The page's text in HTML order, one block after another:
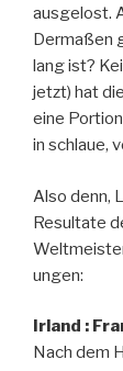
ausgelost.
Dermaßen
lang ist?
jetzt) hat
eine
in schlaue,
Also denn,
Resultate
ungen:
Irland :
Nach dem